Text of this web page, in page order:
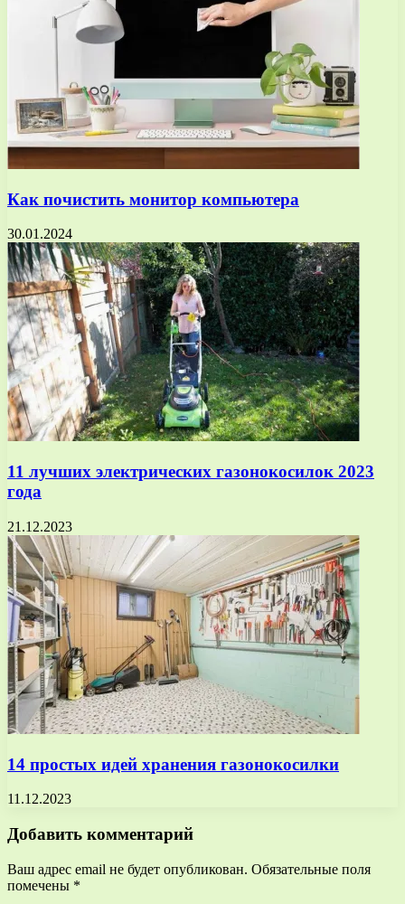
Как почистить монитор компьютера
30.01.2024
11 лучших электрических газонокосилок 2023
года
21.12.2023
14 простых идей хранения газонокосилки
11.12.2023
Добавить комментарий
Ваш адрес email не будет опубликован. Обязательные поля
помечены *